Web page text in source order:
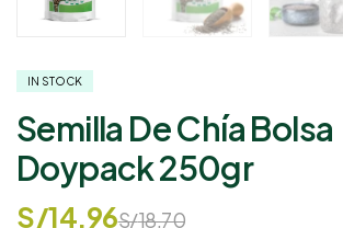
IN STOCK
Semilla De Chía Bolsa
Doypack 250gr
S/18.70
S/14.96